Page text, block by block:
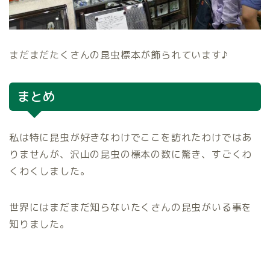
まだまだたくさんの昆虫標本が飾られています♪
まとめ
私は特に昆虫が好きなわけでここを訪れたわけではあ
りませんが、沢山の昆虫の標本の数に驚き、すごくわ
くわくしました。
世界にはまだまだ知らないたくさんの昆虫がいる事を
知りました。